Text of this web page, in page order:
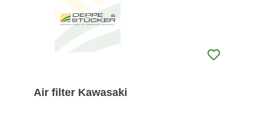
Air filter Kawasaki